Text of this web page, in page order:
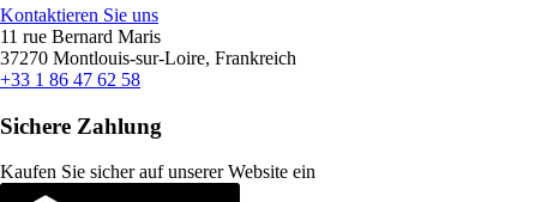
Kontaktieren Sie uns
11 rue Bernard Maris
37270 Montlouis-sur-Loire, Frankreich
+33 1 86 47 62 58
Sichere Zahlung
Kaufen Sie sicher auf unserer Website ein